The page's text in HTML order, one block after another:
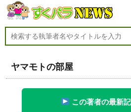
ヤマモトの部屋
この著者の最新